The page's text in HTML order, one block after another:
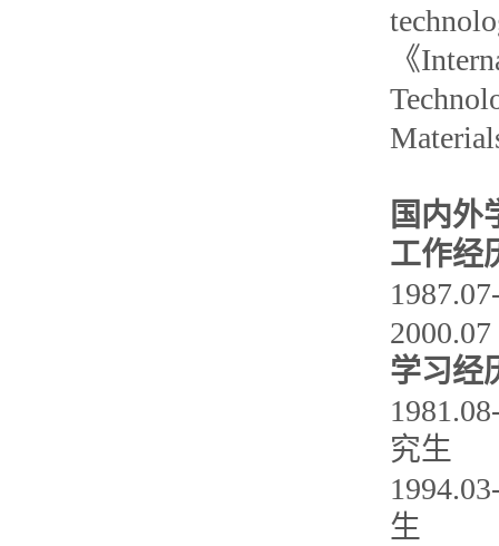
《
国内外
工作经
学习经
究生
生